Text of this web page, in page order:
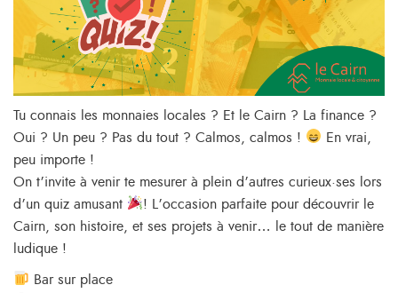
Tu connais les monnaies locales ? Et le Cairn ? La finance ?
Oui ? Un peu ? Pas du tout ? Calmos, calmos !
En vrai,
peu importe !
On t’invite à venir te mesurer à plein d’autres curieux·ses lors
d’un quiz amusant
! L’occasion parfaite pour découvrir le
Cairn, son histoire, et ses projets à venir… le tout de manière
ludique !
Bar sur place